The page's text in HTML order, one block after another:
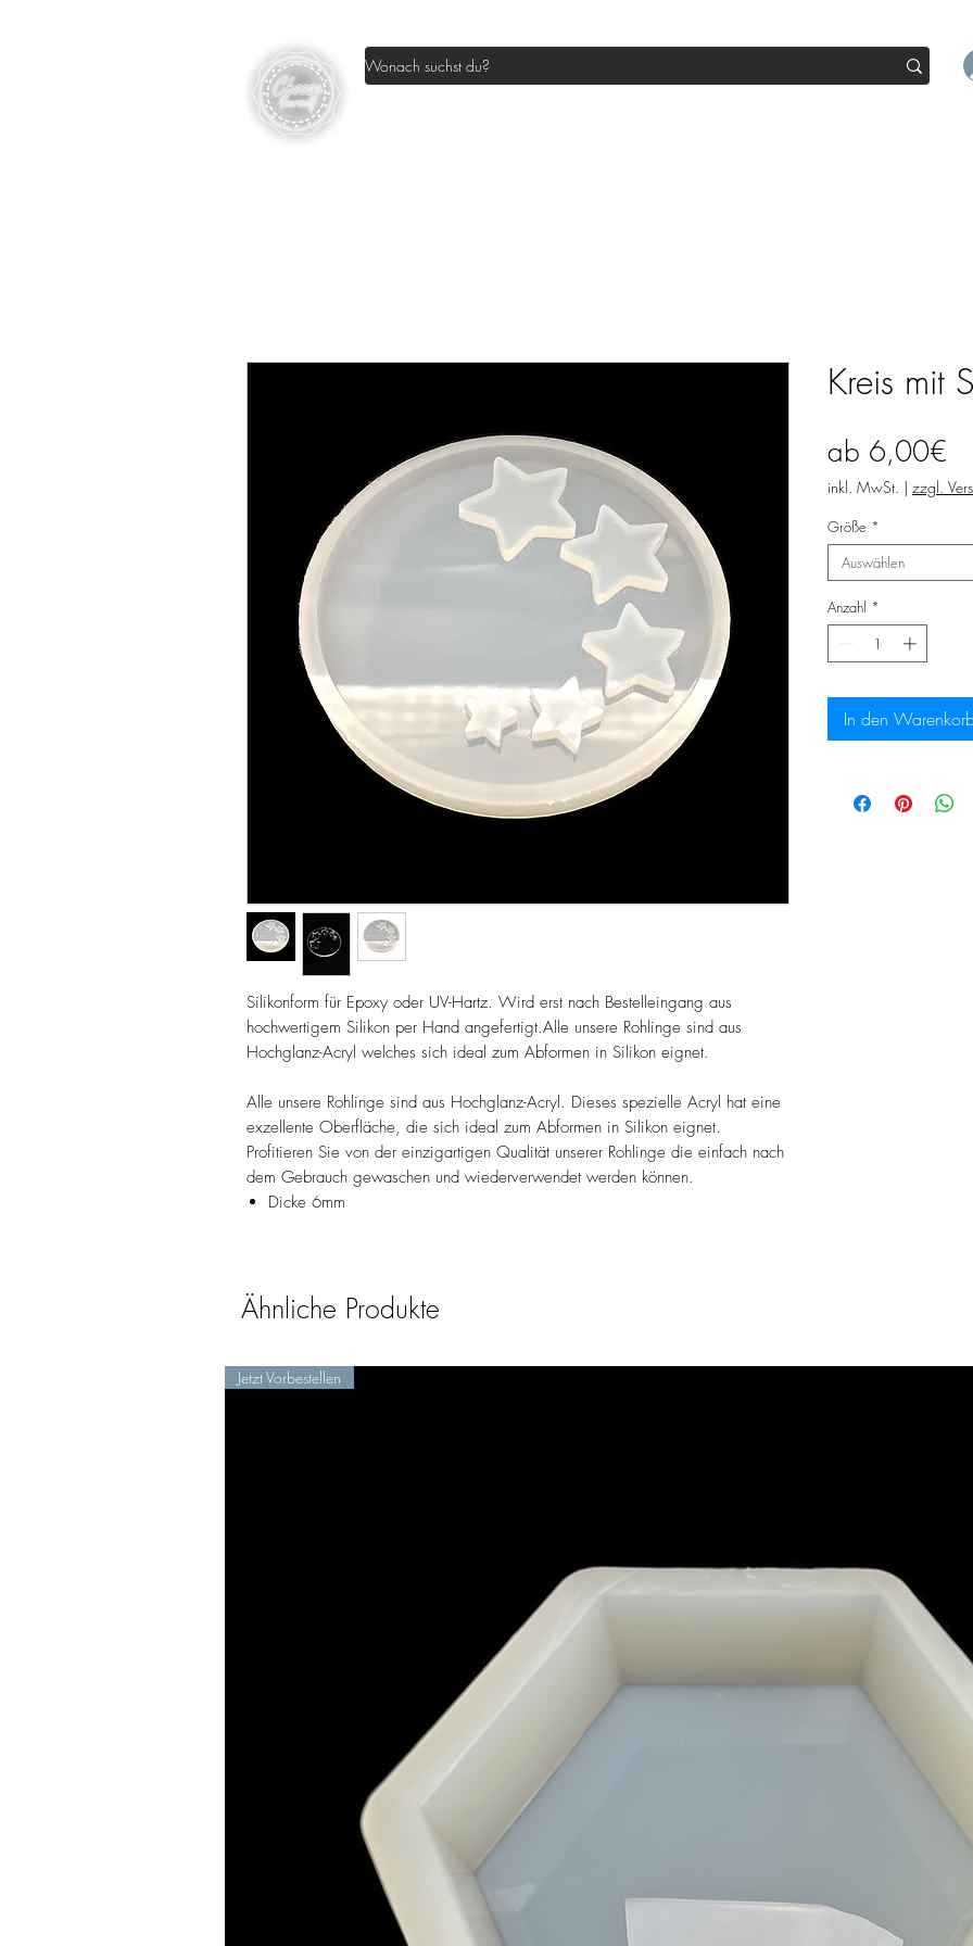
Silikonform für Epoxy oder UV-Hartz. Wird erst nach Bestelleingang aus
hochwertigem Silikon per Hand angefertigt.Alle unsere Rohlinge sind aus
Hochglanz-Acryl welches sich ideal zum Abformen in Silikon eignet.
Alle unsere Rohlinge sind aus Hochglanz-Acryl. Dieses spezielle Acryl hat eine
exzellente Oberfläche, die sich ideal zum Abformen in Silikon eignet.
Profitieren Sie von der einzigartigen Qualität unserer Rohlinge die einfach nach
dem Gebrauch gewaschen und wiederverwendet werden können.
Dicke 6mm
Kreis mit
ab 6,00€
inkl. MwSt. | zzgl.
Größe *
Auswählen
Anzahl *
In den
Ähnliche Produkte
Jetzt Vorbestellen